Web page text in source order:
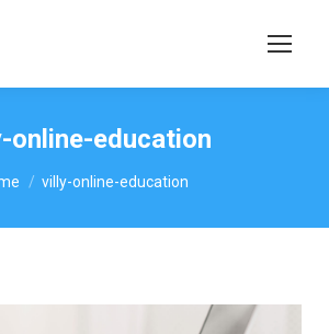
online-education
are here:villy-online-education